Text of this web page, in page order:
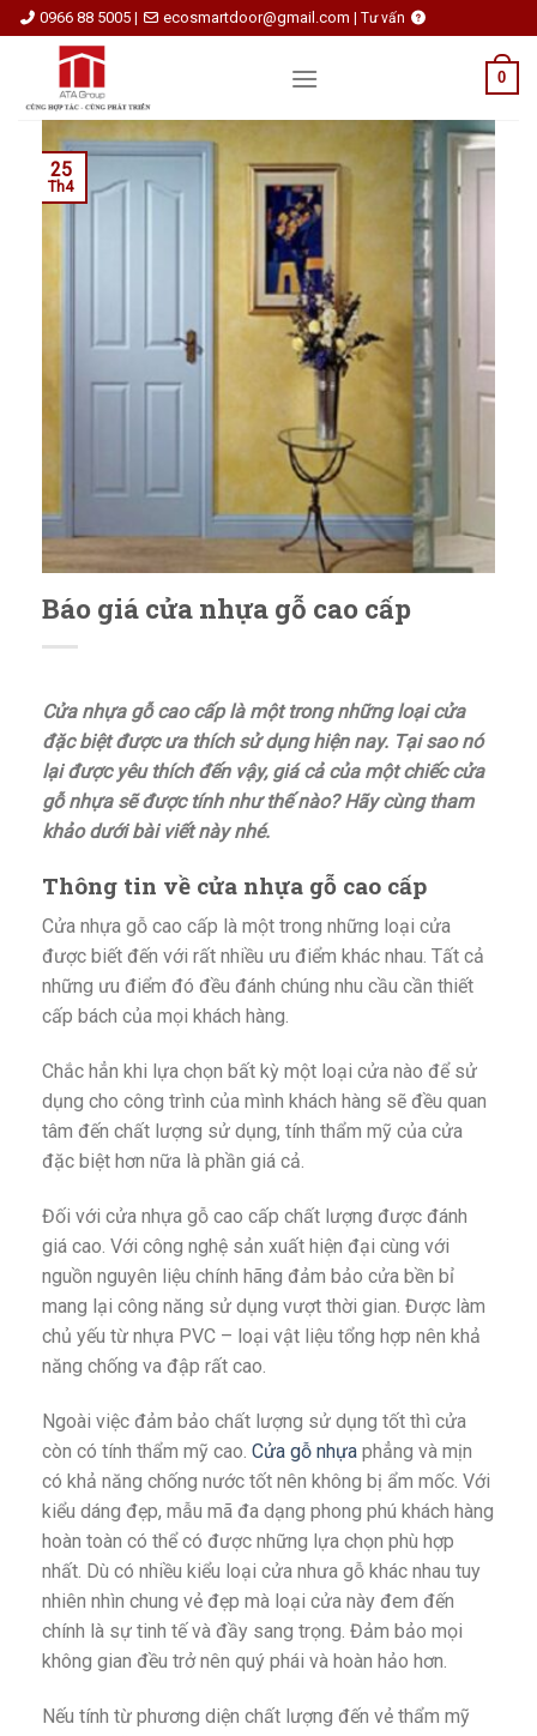
Skip
to
0966 88 5005 | ecosmartdoor@gmail.com | Tư vấn
0
Báo giá cửa nhựa gỗ cao cấp
25
Th4
Cửa nhựa gỗ cao cấp là một trong những loại cửa
đặc biệt được ưa thích sử dụng hiện nay. Tại sao nó
lại được yêu thích đến vậy, giá cả của một chiếc cửa
gỗ nhựa sẽ được tính như thế nào? Hãy cùng tham
khảo dưới bài viết này nhé.
Thông tin về cửa nhựa gỗ cao cấp
Cửa nhựa gỗ cao cấp là một trong những loại cửa
được biết đến với rất nhiều ưu điểm khác nhau. Tất cả
những ưu điểm đó đều đánh chúng nhu cầu cần thiết
cấp bách của mọi khách hàng.
Chắc hẳn khi lựa chọn bất kỳ một loại cửa nào để sử
dụng cho công trình của mình khách hàng sẽ đều quan
tâm đến chất lượng sử dụng, tính thẩm mỹ của cửa
đặc biệt hơn nữa là phần giá cả.
Đối với cửa nhựa gỗ cao cấp chất lượng được đánh
giá cao. Với công nghệ sản xuất hiện đại cùng với
nguồn nguyên liệu chính hãng đảm bảo cửa bền bỉ
mang lại công năng sử dụng vượt thời gian. Được làm
chủ yếu từ nhựa PVC – loại vật liệu tổng hợp nên khả
năng chống va đập rất cao.
Ngoài việc đảm bảo chất lượng sử dụng tốt thì cửa
còn có tính thẩm mỹ cao. Cửa gỗ nhựa phẳng và mịn
có khả năng chống nước tốt nên không bị ẩm mốc. Với
kiểu dáng đẹp, mẫu mã đa dạng phong phú khách hàng
hoàn toàn có thể có được những lựa chọn phù hợp
nhất. Dù có nhiều kiểu loại cửa nhưa gỗ khác nhau tuy
nhiên nhìn chung vẻ đẹp mà loại cửa này đem đến
chính là sự tinh tế và đầy sang trọng. Đảm bảo mọi
không gian đều trở nên quý phái và hoàn hảo hơn.
Nếu tính từ phương diện chất lượng đến vẻ thẩm mỹ